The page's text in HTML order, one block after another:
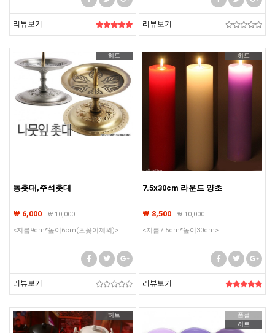
리뷰보기 리뷰보기
히트
동촛대,주석촛대
₩ 6,000 ₩10,000
<지름9cm*높이6cm(초꽃이제외)>
리뷰보기
히트
7.5x30cm 라운드 양초
₩ 8,500 ₩10,000
<지름7.5cm*높이30cm>
리뷰보기
히트
품절
히트